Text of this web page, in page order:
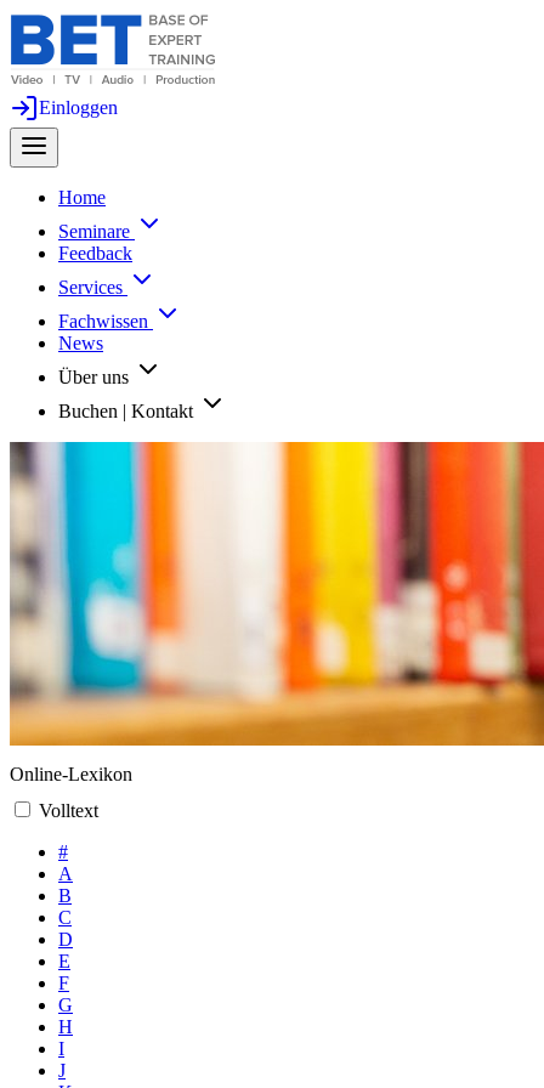
Einloggen
Home
Seminare
Feedback
Services
Fachwissen
News
Über uns
Buchen | Kontakt
Online-Lexikon
Volltext
#
A
B
C
D
E
F
G
H
I
J